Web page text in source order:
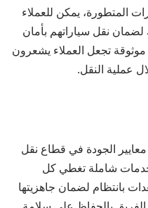
المتطورة، يمكن للعملاء
لضمان نقل سياراتهم بأمان
تجعل العملاء يشعرون
عملية النقل.
الجودة في قطاع نقل
خدمات شاملة تغطي كل
بانتظام لضمان جاهزيتها